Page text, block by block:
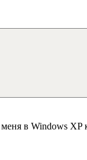
в Windows XP